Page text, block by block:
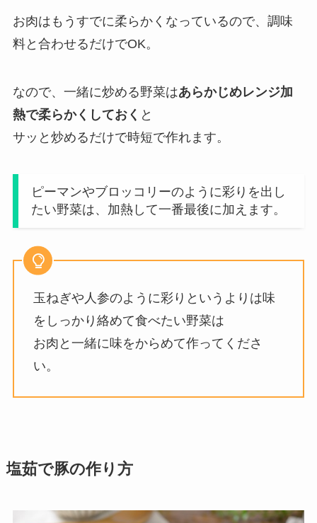
お肉はもうすでに柔らかくなっているので、調味
料と合わせるだけでOK。
なので、一緒に炒める野菜はあらかじめレンジ加
熱で柔らかくしておく と
サッと炒めるだけで時短で作れます。
ピーマンやブロッコリーのように彩りを出し
たい野菜は、加熱して一番最後に加えます。
玉ねぎや人参のように彩りというよりは味
をしっかり絡めて食べたい野菜は
お肉と一緒に味をからめて作ってくださ
い。
塩茹で豚の作り方